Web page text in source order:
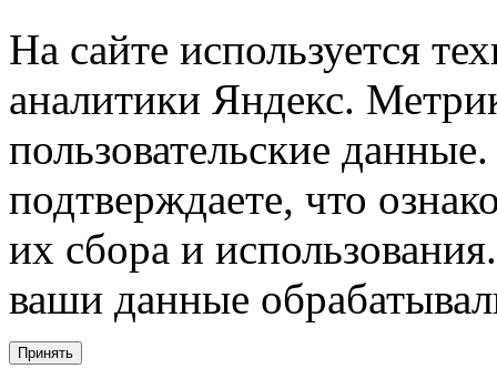
На сайте используется
аналитики Яндекс.
пользовательские
подтверждаете, что
их сбора и
ваши данные
Принять